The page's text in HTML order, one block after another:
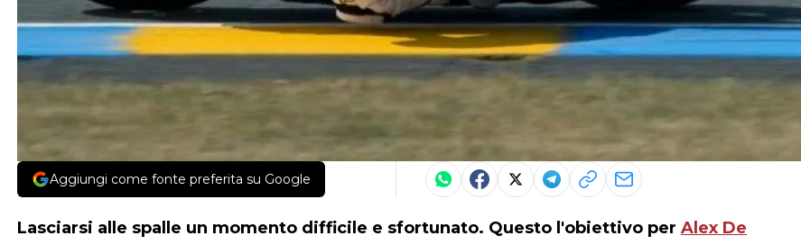
Aggiungi come fonte preferita su Google
Lasciarsi alle spalle un momento difficile e sfortunato. Questo l'obiettivo per Alex De